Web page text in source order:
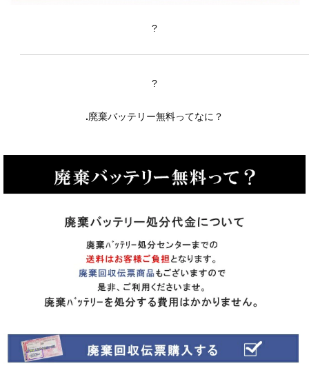
?
?
.廃棄バッテリー無料ってなに？